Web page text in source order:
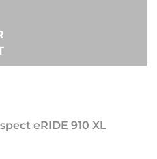
eRIDE 910 XL